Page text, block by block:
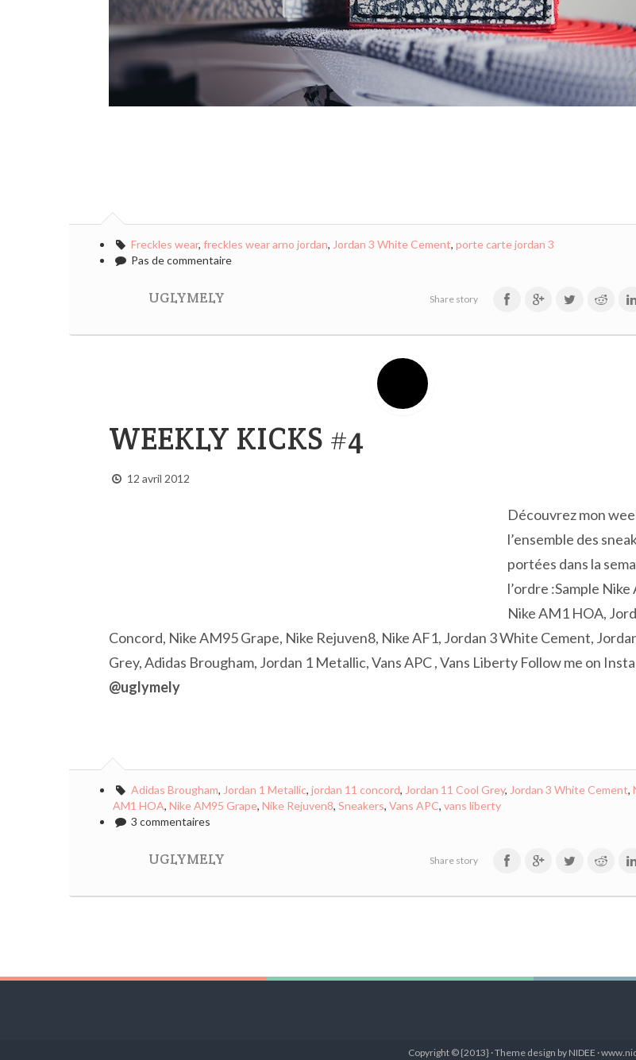
Freckles wear, freckles wear arno jordan, Jordan 3 White Cement, porte carte jordan 3
Pas de commentaire
UGLYMELY Share story
WEEKLY KICKS #4
12 avril 2012
Découvrez mon
l’ensemble des
portées dans la
l’ordre :Sample Nike
Nike AM1 HOA,
Concord, Nike AM95 Grape, Nike Rejuven8, Nike AF1, Jordan 3 White Cement,
Grey, Adidas Brougham, Jordan 1 Metallic, Vans APC , Vans Liberty Follow me on
@uglymely
Adidas Brougham, Jordan 1 Metallic, jordan 11 concord, Jordan 11 Cool Grey, Jordan 3 White Cement,
AM1 HOA, Nike AM95 Grape, Nike Rejuven8, Sneakers, Vans APC, vans liberty
3 commentaires
UGLYMELY Share story
Copyright © {2013} · Theme design by NIDEE ·